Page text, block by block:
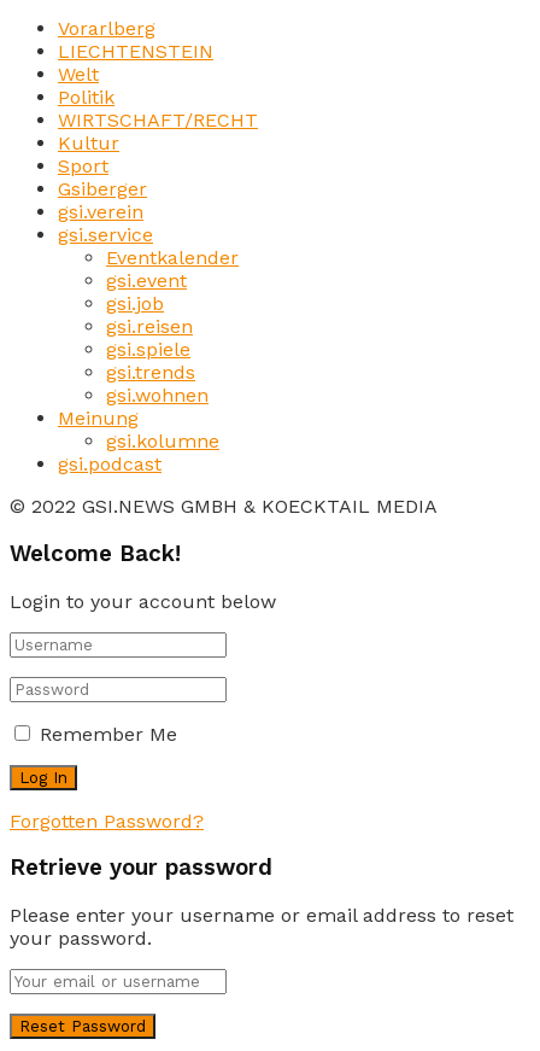
Vorarlberg
LIECHTENSTEIN
Welt
Politik
WIRTSCHAFT/RECHT
Kultur
Sport
Gsiberger
gsi.verein
gsi.service
Eventkalender
gsi.event
gsi.job
gsi.reisen
gsi.spiele
gsi.trends
gsi.wohnen
Meinung
gsi.kolumne
gsi.podcast
© 2022 GSI.NEWS GMBH & KOECKTAIL MEDIA
Welcome Back!
Login to your account below
Remember Me
Forgotten Password?
Retrieve your password
Please enter your username or email address to reset
your password.